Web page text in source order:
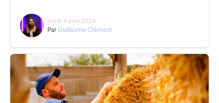
jeudi 4 avril 2024
Par Guillaume Clément